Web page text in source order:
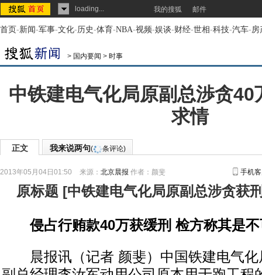
loading... 我的搜狐 邮件
首页-新闻-军事-文化-历史-体育-NBA-视频-娱谈-财经-世相-科技-汽车-房
> 国内要闻 > 时事
中铁建电气化局原副总渉贪40
求情
正文 我来说两句( 条评论)
2013年05月04日01:50 来源： 北京晨报 作者：颜斐 手机
原标题 [中铁建电气化局原副总涉贪获
侵占行贿款40万获缓刑 检方称其是
晨报讯（记者 颜斐）中国铁建电气化